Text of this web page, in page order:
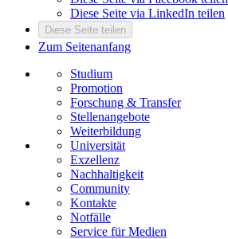
Diese Seite via LinkedIn teilen
Diese Seite teilen
Zum Seitenanfang
Studium
Promotion
Forschung & Transfer
Stellenangebote
Weiterbildung
Universität
Exzellenz
Nachhaltigkeit
Community
Kontakte
Notfälle
Service für Medien